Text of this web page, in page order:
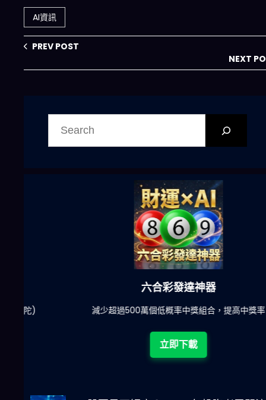
2026職場效率與
內容產業鏈意味著
什麼？
AI資訊
PREV POST
NEXT
六合彩發達神器
減少超過500萬個低概率中獎組合，提高中獎率
立即下載